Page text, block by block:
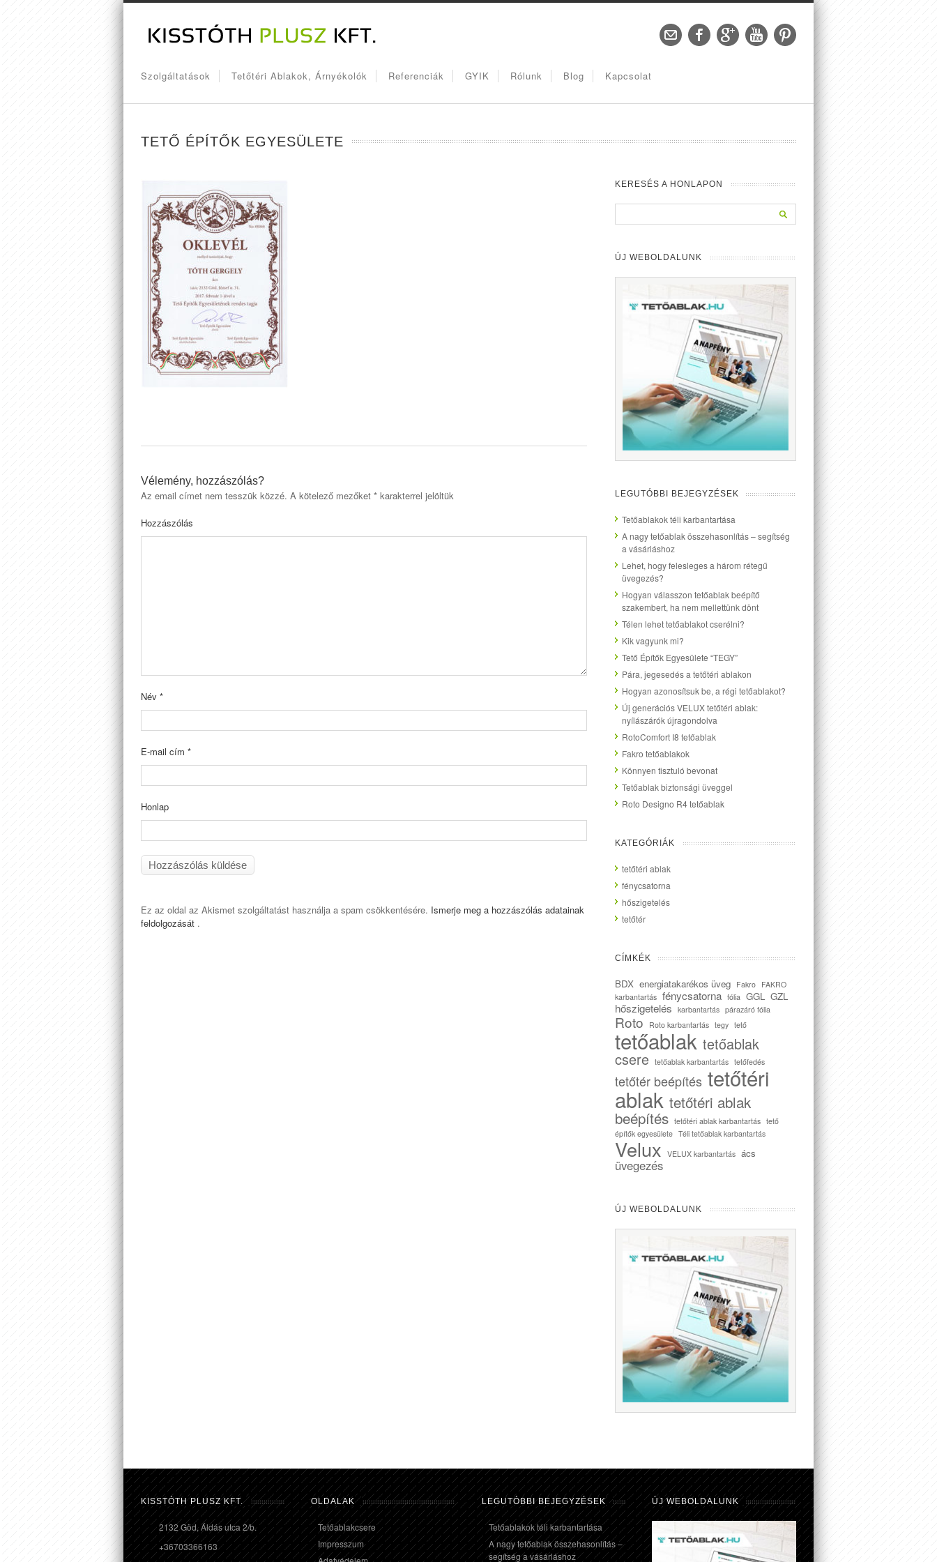
Szolgáltatások Tetőtéri Ablakok, Árnyékolók Referenciák GYIK Rólunk Blog Kapcsolat
TETŐ ÉPÍTŐK EGYESÜLETE
Vélemény, hozzászólás?
Az email címet nem tesszük közzé. A kötelező mezőket * karakterrel jelöltük
Hozzászólás
Név *
E-mail cím *
Honlap
Ez az oldal az Akismet szolgáltatást használja a spam csökkentésére. Ismerje meg a hozzászólás adatainak
feldolgozását .
KERESÉS A HONLAPON
ÚJ WEBOLDALUNK
LEGUTÓBBI BEJEGYZÉSEK
Tetőablakok téli karbantartása
A nagy tetőablak összehasonlítás – segítség
a vásárláshoz
Lehet, hogy felesleges a három rétegű
üvegezés?
Hogyan válasszon tetőablak beépítő
szakembert, ha nem mellettünk dönt
Télen lehet tetőablakot cserélni?
Kik vagyunk mi?
Tető Építők Egyesülete “TEGY”
Pára, jegesedés a tetőtéri ablakon
Hogyan azonosítsuk be, a régi tetőablakot?
Új generációs VELUX tetőtéri ablak:
nyílászárók újragondolva
RotoComfort I8 tetőablak
Fakro tetőablakok
Könnyen tisztuló bevonat
Tetőablak biztonsági üveggel
Roto Designo R4 tetőablak
KATEGÓRIÁK
tetőtéri ablak
fénycsatorna
hőszigetelés
tetőtér
CÍMKÉK
BDX energiatakarékos üveg Fakro FAKRO
karbantartás fénycsatorna fólia GGL GZL
hőszigetelés karbantartás párazáró fólia
Roto Roto karbantartás tegy tető
tetőablak tetőablak
csere tetőablak karbantartás tetőfedés
tetőtér beépítés tetőtéri
ablak tetőtéri ablak
beépítés tetőtéri ablak karbantartás tető
építők egyesülete Téli tetőablak karbantartás
Velux VELUX karbantartás ács
üvegezés
ÚJ WEBOLDALUNK
KISSTÓTH PLUSZ KFT.
2132 Göd, Áldás utca 2/b.
+36703366163
OLDALAK
Tetőablakcsere
Impresszum
LEGUTÓBBI BEJEGYZÉSEK
Tetőablakok téli karbantartása
A nagy tetőablak összehasonlítás –
segítség a vásárláshoz
ÚJ WEBOLDALUNK